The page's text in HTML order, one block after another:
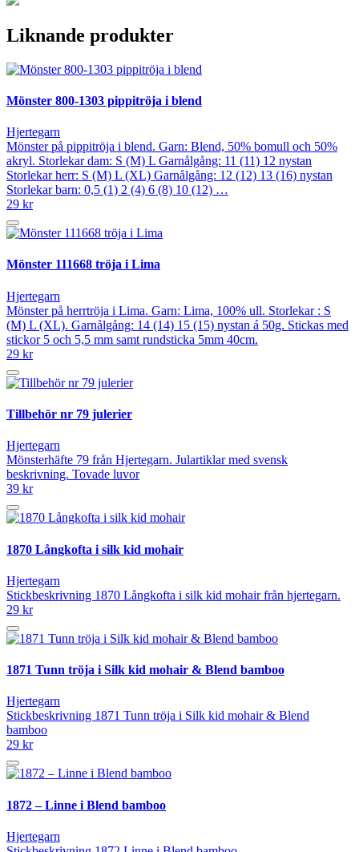
Liknande produkter
Mönster 800-1303 pippitröja i blend
Hjertegarn
Mönster på pippitröja i blend. Garn: Blend, 50% bomull och 50%
akryl. Storlekar dam: S (M) L Garnålgång: 11 (11) 12 nystan
Storlekar herr: S (M) L (XL) Garnålgång: 12 (12) 13 (16) nystan
Storlekar barn: 0,5 (1) 2 (4) 6 (8) 10 (12) …
29 kr
Mönster 111668 tröja i Lima
Hjertegarn
Mönster på herrtröja i Lima. Garn: Lima, 100% ull. Storlekar : S
(M) L (XL). Garnålgång: 14 (14) 15 (15) nystan á 50g. Stickas med
stickor 5 och 5,5 mm samt rundsticka 5mm 40cm.
29 kr
Tillbehör nr 79 julerier
Hjertegarn
Mönsterhäfte 79 från Hjertegarn. Julartiklar med svensk
beskrivning. Tovade luvor
39 kr
1870 Långkofta i silk kid mohair
Hjertegarn
Stickbeskrivning 1870 Långkofta i silk kid mohair från hjertegarn.
29 kr
1871 Tunn tröja i Silk kid mohair & Blend bamboo
Hjertegarn
Stickbeskrivning 1871 Tunn tröja i Silk kid mohair & Blend
bamboo
29 kr
1872 – Linne i Blend bamboo
Hjertegarn